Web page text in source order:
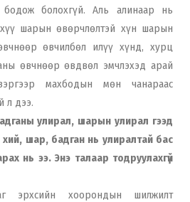
болохгүй. Аль алинаар нь
шарын өвөрчлөлтэй хүн шарын
өвчилбөл илүү хүнд, хурц
өвчнөөр өвдвөл эмчлэхэд арай
махбодын мөн чанараас
л дээ.
улирал, шарын улирал гээд
хий, шар, бадган нь улиралтай бас
нь ээ. Энэ талаар тодруулахгүй
эрхсийн хоорондын шилжилт